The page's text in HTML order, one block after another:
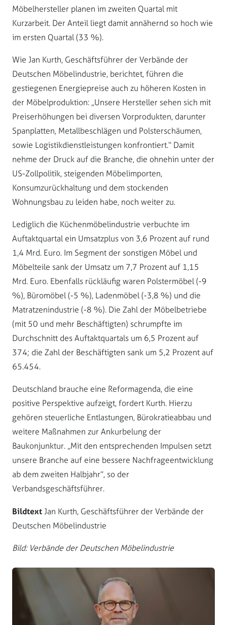
Möbelhersteller planen im zweiten Quartal mit
Kurzarbeit. Der Anteil liegt damit annähernd so hoch wie
im ersten Quartal (33 %).
Wie Jan Kurth, Geschäftsführer der Verbände der
Deutschen Möbelindustrie, berichtet, führen die
gestiegenen Energiepreise auch zu höheren Kosten in
der Möbelproduktion: „Unsere Hersteller sehen sich mit
Preiserhöhungen bei diversen Vorprodukten, darunter
Spanplatten, Metallbeschlägen und Polsterschäumen,
sowie Logistikdienstleistungen konfrontiert.“ Damit
nehme der Druck auf die Branche, die ohnehin unter der
US-Zollpolitik, steigenden Möbelimporten,
Konsumzurückhaltung und dem stockenden
Wohnungsbau zu leiden habe, noch weiter zu.
Lediglich die Küchenmöbelindustrie verbuchte im
Auftaktquartal ein Umsatzplus von 3,6 Prozent auf rund
1,4 Mrd. Euro. Im Segment der sonstigen Möbel und
Möbelteile sank der Umsatz um 7,7 Prozent auf 1,15
Mrd. Euro. Ebenfalls rückläufig waren Polstermöbel (-9
%), Büromöbel (-5 %), Ladenmöbel (-3,8 %) und die
Matratzenindustrie (-8 %). Die Zahl der Möbelbetriebe
(mit 50 und mehr Beschäftigten) schrumpfte im
Durchschnitt des Auftaktquartals um 6,5 Prozent auf
374; die Zahl der Beschäftigten sank um 5,2 Prozent auf
65.454.
Deutschland brauche eine Reformagenda, die eine
positive Perspektive aufzeigt, fordert Kurth. Hierzu
gehören steuerliche Entlastungen, Bürokratieabbau und
weitere Maßnahmen zur Ankurbelung der
Baukonjunktur. „Mit den entsprechenden Impulsen setzt
unsere Branche auf eine bessere Nachfrageentwicklung
ab dem zweiten Halbjahr”, so der
Verbandsgeschäftsführer.
Bildtext Jan Kurth, Geschäftsführer der Verbände der
Deutschen Möbelindustrie
Bild: Verbände der Deutschen Möbelindustrie